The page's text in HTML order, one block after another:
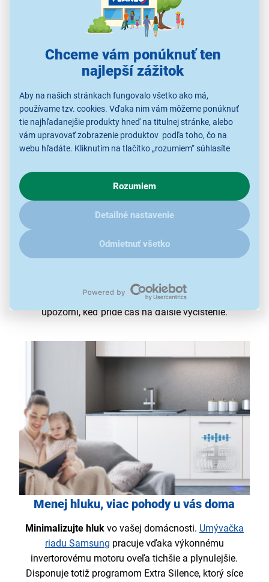
Chceme vám ponúknuť ten
najlepší zážitok
Aby na našich stránkach fungovalo všetko ako má,
používame tzv. cookies. Vďaka nim vám môžeme ponúknuť
tie najhľadanejšie produkty hneď na titulnej stránke, alebo
vám upravovať zobrazenie produktov podľa toho, čo na
webu hľadáte. Kliknutím na tlačítko „rozumiem“ súhlasíte
o chovaní na webe pre zobrazovaní cielených reklám.
V prípade že vás zaujímajú detaily, ako u nás s cookies a
ďalšími údaji pracujeme, kliknitesem.
Rozumiem
Detailné nastavenie
Odmietnuť všetko
Dezinfikujte vnútro umývačky
funkciou Self Clean, ktorá sa spustí stlačením
nebudete potrebovať žiadne zdraviu škodlivé čistiace
prostriedky s chemickým zložením. Navyše vás sama
upozorní, keď príde čas na ďalšie vyčistenie.
Menej hluku, viac pohody u vás doma
Minimalizujte hluk vo vašej domácnosti. Umývačka
riadu Samsung pracuje vďaka výkonnému
invertorovému motoru oveľa tichšie a plynulejšie.
Disponuje totiž programom Extra Silence, ktorý síce